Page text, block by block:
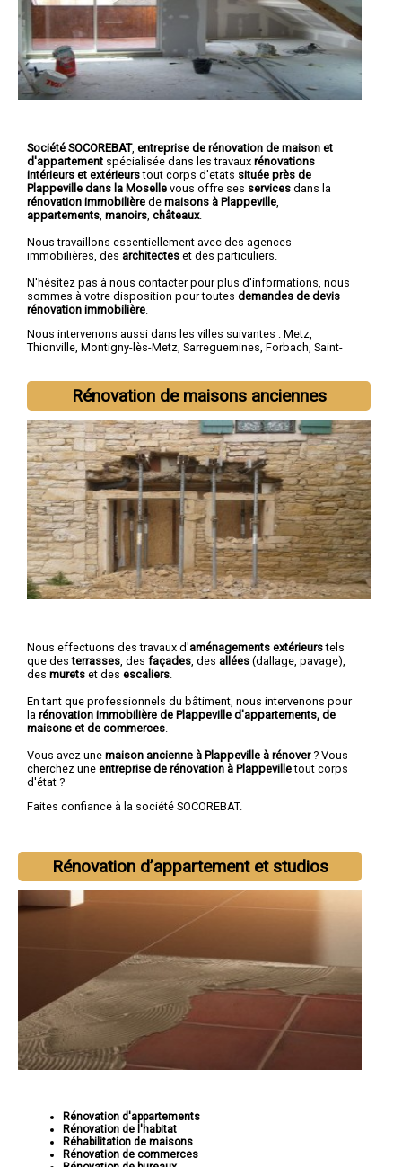
Société SOCOREBAT, entreprise de rénovation de maison et
d'appartement spécialisée dans les travaux rénovations
intérieurs et extérieurstout corps d'etats située près de
Plappeville dans la Moselle vous offre ses services dans la
rénovation immobilière de maisons à Plappeville
appartements manoirs châteaux.
Nous travaillons essentiellement avec des agences
immobilières, des architectes et des particuliers.
N'hésitez pas à nous contacter pour plus d'informations, nous
sommes à votre disposition pour toutes demandes de devis
rénovation immobilière
Nous intervenons aussi dans les villes suivantes : Metz,
Thionville, Montigny-lès-Metz, Sarreguemines, Forbach, Saint-
Rénovation de maisons anciennes
Nous effectuons des travaux d'aménagements extérieurstels
que desterrasses , des façades , des allées (dallage, pavage),
des murets et des escaliers
En tant que professionnels du bâtiment, nous intervenons pour
la rénovation immobilière de Plappeville d'appartements, de
maisons et de commerces
Vous avez une maison ancienne à Plappeville à rénover? Vous
cherchez une entreprise de rénovation à Plappevilletout corps
d'état ?
Faites confiance à la société SOCOREBAT.
Rénovation d’appartement et studios
Rénovation d'appartements
Rénovation de l'habitat
Réhabilitation de maisons
Rénovation de commerces